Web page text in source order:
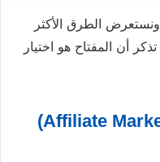
الطرق الأكثر
أن المفتاح هو اختيار
1. التسويق بالعمولة (Affiliate Marketing)